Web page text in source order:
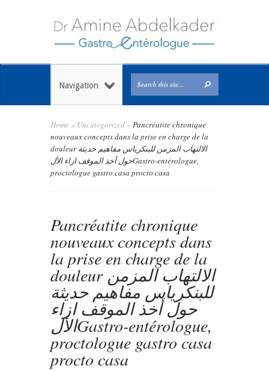
Navigation
Home » Uncategorized» Pancréatite chronique
nouveaux concepts dans la prise en charge de la
douleur الالتهاب المزمن للبنكرياس مفاهيم حديثة
حول أخذ الموقف ازاء الألGastro-entérologue,
proctologue gastro casa procto casa
Pancréatite chronique
nouveaux concepts dans
la prise en charge de la
douleur الالتهاب المزمن
للبنكرياس مفاهيم حديثة
حول أخذ الموقف ازاء
الألGastro-entérologue,
proctologue gastro casa
procto casa